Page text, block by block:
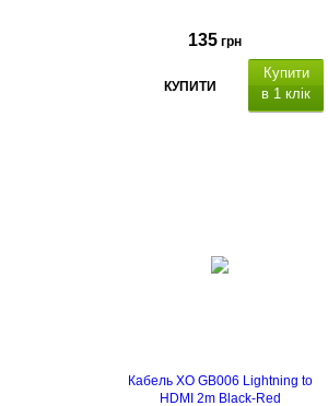
135 грн
КУПИТИ
Купити
в 1 клік
Кабель XO GB006 Lightning to
HDMI 2m Black-Red